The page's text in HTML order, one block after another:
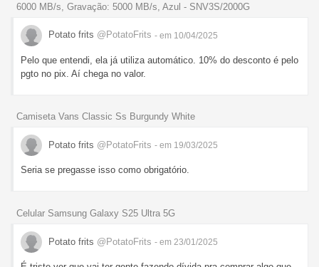
6000 MB/s, Gravação: 5000 MB/s, Azul - SNV3S/2000G
Potato frits @PotatoFrits - em 10/04/2025
Pelo que entendi, ela já utiliza automático. 10% do desconto é pelo
pgto no pix. Aí chega no valor.
Camiseta Vans Classic Ss Burgundy White
Potato frits @PotatoFrits - em 19/03/2025
Seria se pregasse isso como obrigatório.
Celular Samsung Galaxy S25 Ultra 5G
Potato frits @PotatoFrits - em 23/01/2025